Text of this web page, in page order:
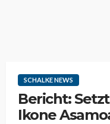
SCHALKE NEWS
Bericht:
Ikone